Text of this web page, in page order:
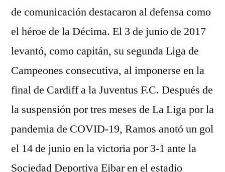
de comunicación destacaron al defensa como
el héroe de la Décima. El 3 de junio de 2017
levantó, como capitán, su segunda Liga de
Campeones consecutiva, al imponerse en la
final de Cardiff a la Juventus F.C. Después de
la suspensión por tres meses de La Liga por la
pandemia de COVID-19, Ramos anotó un gol
el 14 de junio en la victoria por 3-1 ante la
Sociedad Deportiva Eibar en el estadio